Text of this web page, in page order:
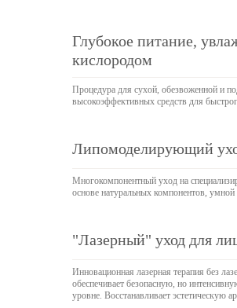
Глубокое питание,
кислородом
Процедура для сухой, обезвоженной и
высокоэффективных средств для
Липомоделирующий
Многокомпонентный уход на
основе натуральных компонентов,
"Лазерный" уход для
Инновационная лазерная терапия без
обеспечивает безопасную, но
уровне. Восстанавливает эстетическую